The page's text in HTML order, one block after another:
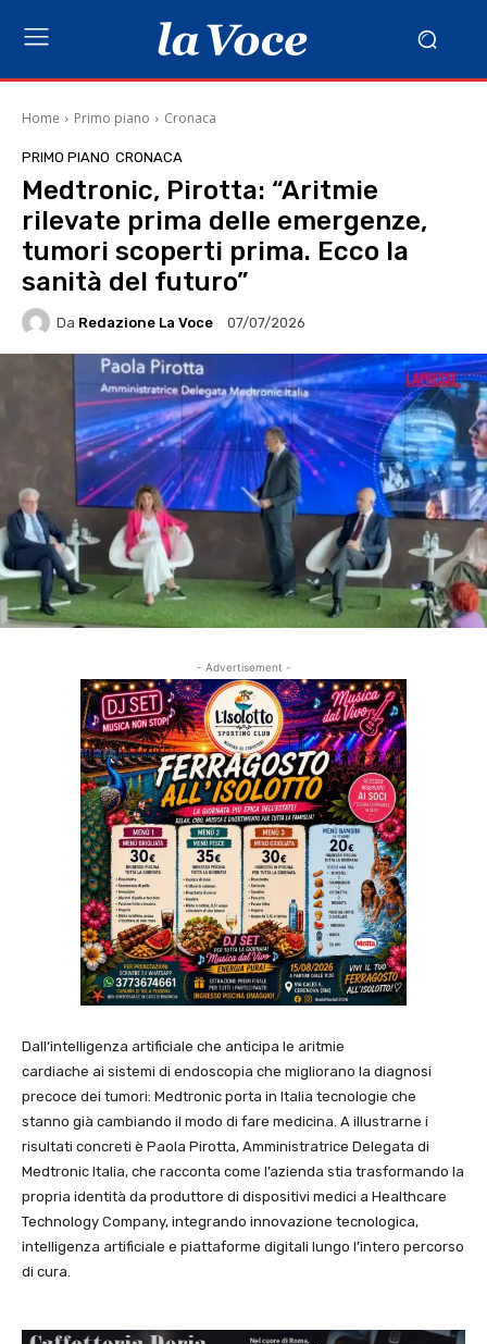
Home Primo piano Cronaca
PRIMO PIANO CRONACA
Medtronic, Pirotta: “Aritmie
rilevate prima delle emergenze,
tumori scoperti prima. Ecco la
sanità del futuro”
Da Redazione La Voce 07/07/2026
- Advertisement -
Dall‘intelligenza artificiale che anticipa le aritmie
cardiache ai sistemi di endoscopia che migliorano la diagnosi
precoce dei tumori: Medtronic porta in Italia tecnologie che
stanno già cambiando il modo di fare medicina. A illustrarne i
risultati concreti è Paola Pirotta, Amministratrice Delegata di
Medtronic Italia, che racconta come l’azienda stia trasformando la
propria identità da produttore di dispositivi medici a Healthcare
Technology Company, integrando innovazione tecnologica,
intelligenza artificiale e piattaforme digitali lungo l’intero percorso
di cura.